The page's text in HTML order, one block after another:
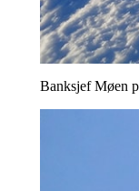
Banksjef Møen